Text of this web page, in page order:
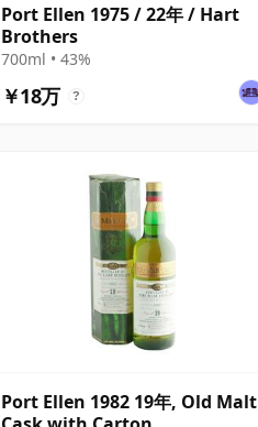
Port Ellen 1975 / 22年 / Hart
Brothers
700ml • 43%
￥18万 ?
Port Ellen 1982 19年, Old Malt